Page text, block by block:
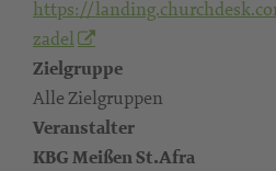
https://
zadel
Zielgruppe
Alle Zielgruppen
Veranstalter
KBG Meißen St.Afra